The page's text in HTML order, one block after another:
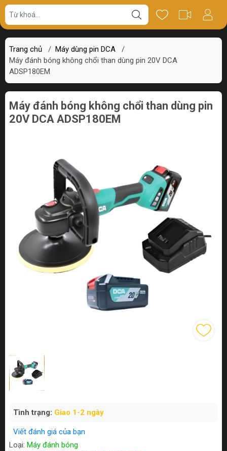
Trang chủ / Máy dùng pin DCA
/
Máy đánh bóng không chổi than dùng pin 20V DCA
ADSP180EM
Giá bán Thông số Review
Máy đánh bóng không chổi than dùng pin
20V DCA ADSP180EM
Tình trạng: Giao 1-2 ngày
Viết đánh giá của bạn
Loại: Máy đánh bóng